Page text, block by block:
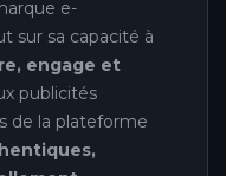
e-
sur sa capacité à
engage et
publicités
de la plateforme